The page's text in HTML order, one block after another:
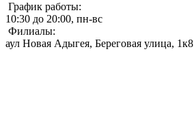
График работы:
10:30 до 20:00, пн-вс
Филиалы:
аул Новая Адыгея, Береговая улица, 1к8